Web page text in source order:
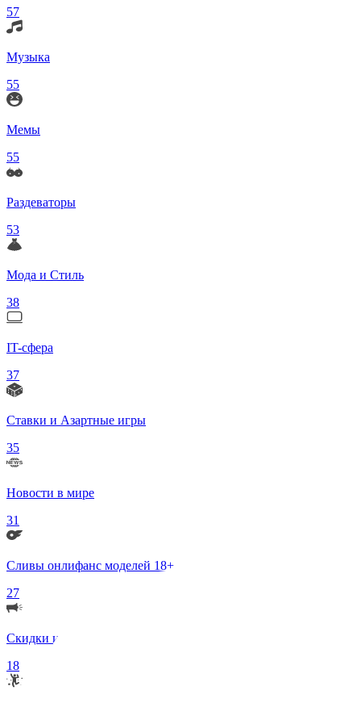
57
Музыка
55
Мемы
55
Раздеваторы
53
Мода и Стиль
38
IT-сфера
37
Ставки и Азартные игры
35
Новости в мире
31
Сливы онлифанс моделей 18+
27
Скидки и Акции
18